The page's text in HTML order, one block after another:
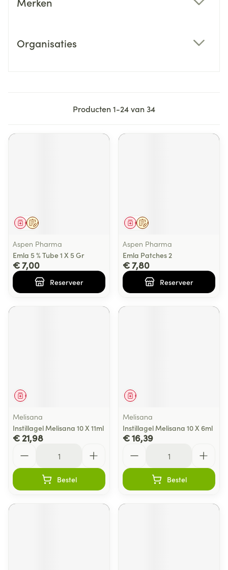
Organisaties
Producten1-24van34
Op voorschrift
Geneesmiddel
Aspen Pharma
Emla 5 % Tube 1 X 5 Gr
€ 7,00
Reserveer
Op voorschrift
Geneesmiddel
Aspen Pharma
Emla Patches 2
€ 7,80
Reserveer
Geneesmiddel
Melisana
Instillagel Melisana 10 X 11ml
€ 21,98
Bestel
Geneesmiddel
Melisana
Instillagel Melisana 10 X 6ml
€ 16,39
Bestel